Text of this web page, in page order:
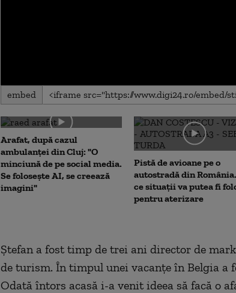
0
seconds
0
secondsVolume
90%
embed
Arafat, după cazul
ambulanței din Cluj: "O
minciună de pe social media.
Se folosește AI, se creează
imagini"
Pistă de avioane pe o
autostradă din
ce situații va putea fi
pentru aterizare
Ştefan a fost timp de trei ani director de
de turism. În timpul unei vacanţe în Belgia a
Odată întors acasă i-a venit ideea să facă o